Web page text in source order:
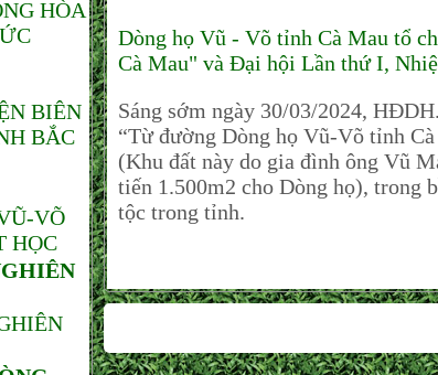
HÒA
BIÊN
BẮC
VÕ
HỌC
Dòng họ Vũ - Võ tỉnh Cà Mau tổ
Cà Mau" và Đại hội Lần thứ I,
Sáng sớm ngày 30/03/2024,
“Từ đường Dòng họ Vũ-Võ tỉnh
(Khu đất này do gia đình ông Vũ
tiến 1.500m2 cho Dòng họ), trong
tộc trong tỉnh.